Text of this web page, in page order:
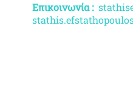
Επικοινωνία :